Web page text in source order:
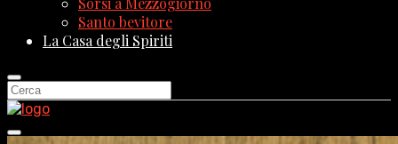
Santo bevitore
La Casa degli Spiriti